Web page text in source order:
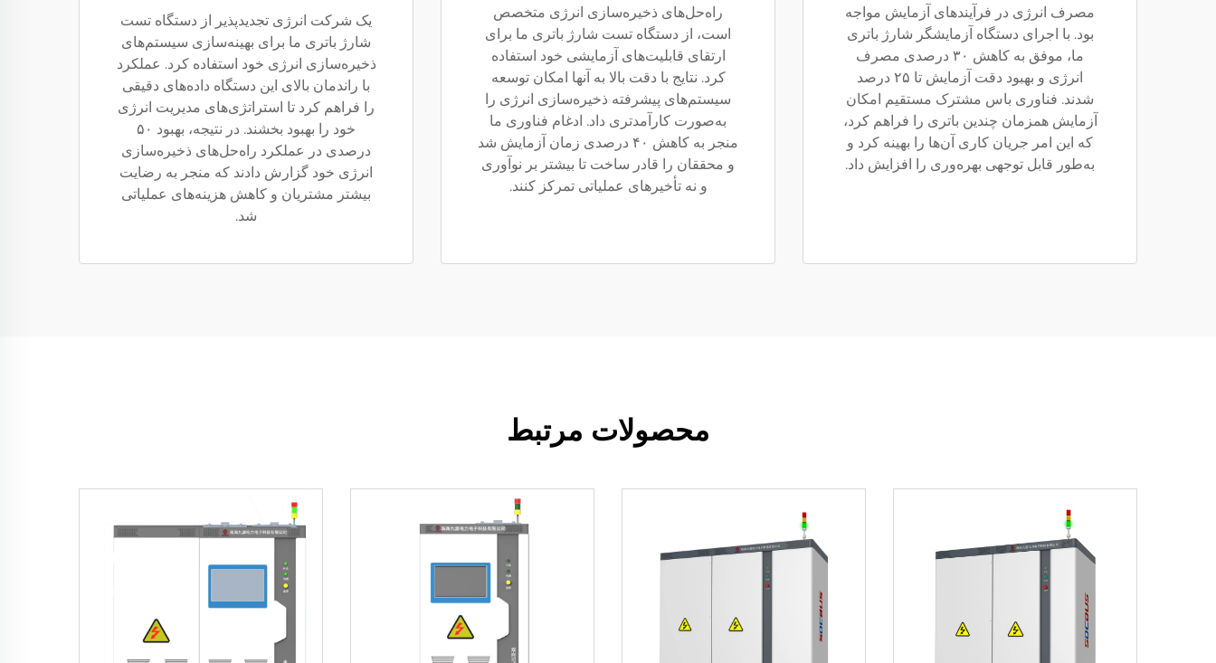
مصرف انرژی در فرآیندهای آزمایش مواجه
بود. با اجرای دستگاه آزمایشگر شارژ باتری
ما، موفق به کاهش ۳۰ درصدی مصرف
انرژی و بهبود دقت آزمایش تا ۲۵ درصد
شدند. فناوری باس مشترک مستقیم امکان
آزمایش همزمان چندین باتری را فراهم کرد،
که این امر جریان کاری آن‌ها را بهینه کرد و
به‌طور قابل توجهی بهره‌وری را افزایش داد.
راه‌حل‌های ذخیره‌سازی انرژی متخصص
است، از دستگاه تست شارژ باتری ما برای
ارتقای قابلیت‌های آزمایشی خود استفاده
کرد. نتایج با دقت بالا به آنها امکان توسعه
سیستم‌های پیشرفته ذخیره‌سازی انرژی را
به‌صورت کارآمدتری داد. ادغام فناوری ما
منجر به کاهش ۴۰ درصدی زمان آزمایش شد
و محققان را قادر ساخت تا بیشتر بر نوآوری
و نه تأخیرهای عملیاتی تمرکز کنند.
یک شرکت انرژی تجدیدپذیر از دستگاه تست
شارژ باتری ما برای بهینه‌سازی سیستم‌های
ذخیره‌سازی انرژی خود استفاده کرد. عملکرد
با راندمان بالای این دستگاه داده‌های دقیقی
را فراهم کرد تا استراتژی‌های مدیریت انرژی
خود را بهبود بخشند. در نتیجه، بهبود ۵۰
درصدی در عملکرد راه‌حل‌های ذخیره‌سازی
انرژی خود گزارش دادند که منجر به رضایت
بیشتر مشتریان و کاهش هزینه‌های عملیاتی
شد.
محصولات مرتبط